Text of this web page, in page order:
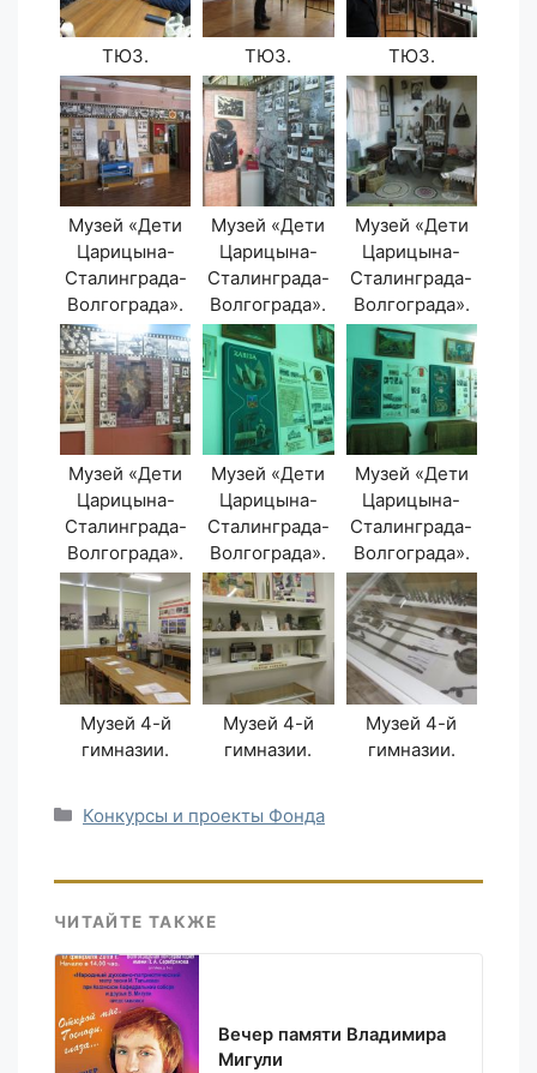
ТЮЗ. ТЮЗ. ТЮЗ.
Музей «Дети
Царицына-
Сталинграда-
Волгограда».
Музей «Дети
Царицына-
Сталинграда-
Волгограда».
Музей «Дети
Царицына-
Сталинграда-
Волгограда».
Музей «Дети
Царицына-
Сталинграда-
Волгограда».
Музей «Дети
Царицына-
Сталинграда-
Волгограда».
Музей «Дети
Царицына-
Сталинграда-
Волгограда».
Музей 4-й
гимназии.
Музей 4-й
гимназии.
Музей 4-й
гимназии.
Рубрики
Конкурсы и проекты Фонда
ЧИТАЙТЕ ТАКЖЕ
Вечер памяти Владимира
Мигули